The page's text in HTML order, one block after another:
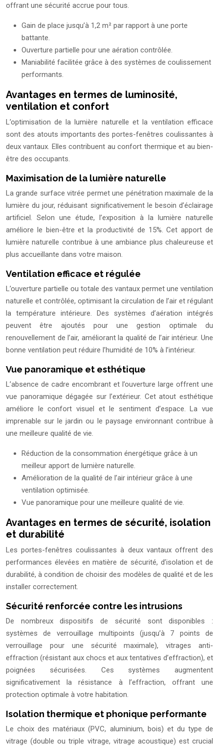
offrant une sécurité accrue pour tous.
Gain de place jusqu’à 1,2 m² par rapport à une porte
battante.
Ouverture partielle pour une aération contrôlée.
Maniabilité facilitée grâce à des systèmes de coulissement
performants.
Avantages en termes de luminosité,
ventilation et confort
L’optimisation de la lumière naturelle et la ventilation efficace
sont des atouts importants des portes-fenêtres coulissantes à
deux vantaux. Elles contribuent au confort thermique et au bien-
être des occupants.
Maximisation de la lumière naturelle
La grande surface vitrée permet une pénétration maximale de la
lumière du jour, réduisant significativement le besoin d’éclairage
artificiel. Selon une étude, l’exposition à la lumière naturelle
améliore le bien-être et la productivité de 15%. Cet apport de
lumière naturelle contribue à une ambiance plus chaleureuse et
plus accueillante dans votre maison.
Ventilation efficace et régulée
L’ouverture partielle ou totale des vantaux permet une ventilation
naturelle et contrôlée, optimisant la circulation de l’air et régulant
la température intérieure. Des systèmes d’aération intégrés
peuvent être ajoutés pour une gestion optimale du
renouvellement de l’air, améliorant la qualité de l’air intérieur. Une
bonne ventilation peut réduire l’humidité de 10% à l’intérieur.
Vue panoramique et esthétique
L’absence de cadre encombrant et l’ouverture large offrent une
vue panoramique dégagée sur l’extérieur. Cet atout esthétique
améliore le confort visuel et le sentiment d’espace. La vue
imprenable sur le jardin ou le paysage environnant contribue à
une meilleure qualité de vie.
Réduction de la consommation énergétique grâce à un
meilleur apport de lumière naturelle.
Amélioration de la qualité de l’air intérieur grâce à une
ventilation optimisée.
Vue panoramique pour une meilleure qualité de vie.
Avantages en termes de sécurité, isolation
et durabilité
Les portes-fenêtres coulissantes à deux vantaux offrent des
performances élevées en matière de sécurité, d’isolation et de
durabilité, à condition de choisir des modèles de qualité et de les
installer correctement.
Sécurité renforcée contre les intrusions
De nombreux dispositifs de sécurité sont disponibles :
systèmes de verrouillage multipoints (jusqu’à 7 points de
verrouillage pour une sécurité maximale), vitrages anti-
effraction (résistant aux chocs et aux tentatives d’effraction), et
poignées sécurisées. Ces systèmes augmentent
significativement la résistance à l’effraction, offrant une
protection optimale à votre habitation.
Isolation thermique et phonique performante
Le choix des matériaux (PVC, aluminium, bois) et du type de
vitrage (double ou triple vitrage, vitrage acoustique) est crucial